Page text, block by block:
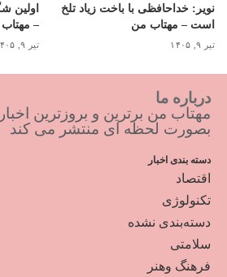
نویر: خداحافظی با باخت زیاد تلخ
است – مهتاب من
تیر ۹, ۱۴۰۵
اولین
–
تیر ۹, ۱۴۰۵
درباره ما
مهتاب من برترین و بروزترین
بصورت لحظه ای منتشر می کند
دسته بندی اخبار
اقتصاد
تکنولوژی
دسته‌بندی نشده
سلامتی
فرهنگ وهنر